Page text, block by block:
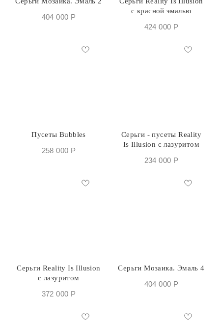
404 000 Р
с красной эмалью
424 000 Р
Пусеты Bubbles
258 000 Р
Серьги - пусеты Reality
Is Illusion с лазуритом
234 000 Р
Серьги Reality Is Illusion
с лазуритом
372 000 Р
Серьги Мозаика. Эмаль 4
404 000 Р